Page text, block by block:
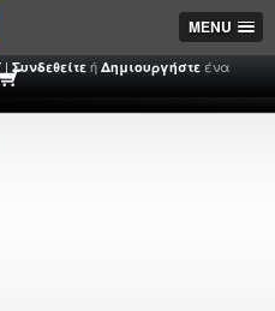
MENU
| Συνδεθείτε ή Δημιουργήστε ένα